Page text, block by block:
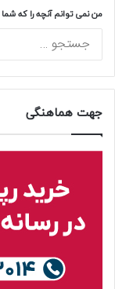
من نمی توانم آنچه را که
جهت هماهنگی